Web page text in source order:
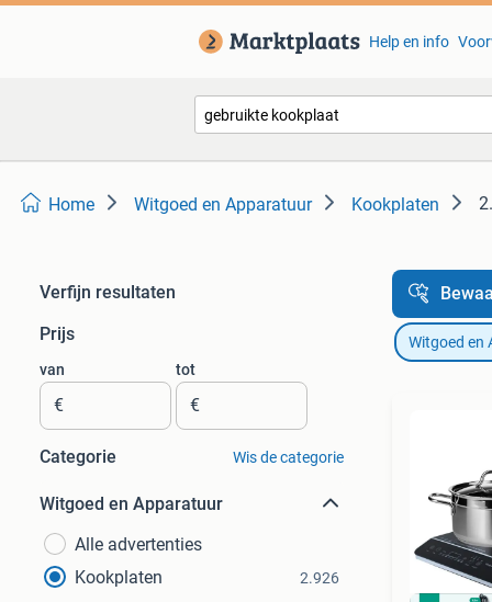
Help en info
Home Witgoed en Apparatuur Kookplaten
Verfijn resultaten
Prijs
van
€
tot
€
Categorie Wis de categorie
Witgoed en Apparatuur
Alle advertenties
Kookplaten
2.926
Witgoed en